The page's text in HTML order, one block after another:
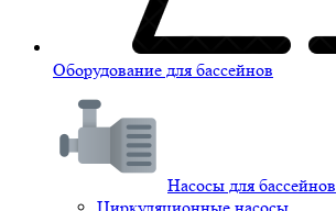
Оборудование для бассейнов
Насосы для бассейнов